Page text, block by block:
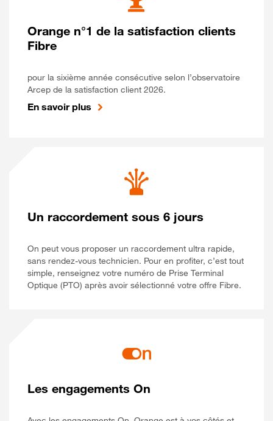
Orange n°1 de la satisfaction clients
Fibre
pour la sixième année consécutive selon l’observatoire
Arcep de la satisfaction client 2026.
En savoir plus
Un raccordement sous 6 jours
On peut vous proposer un raccordement ultra rapide,
sans rendez-vous technicien. Pour en profiter, c’est tout
simple, renseignez votre numéro de Prise Terminal
Optique (PTO) après avoir sélectionné votre offre Fibre.
Les engagements On